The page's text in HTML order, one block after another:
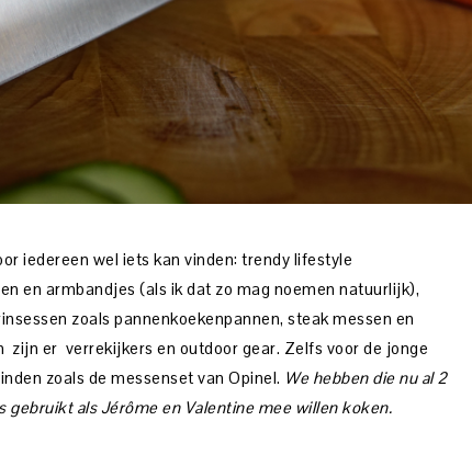
iedereen wel iets kan vinden: trendy lifestyle
en armbandjes (als ik dat zo mag noemen natuurlijk),
zoals pannenkoekenpannen, steak messen en
zijn er verrekijkers en outdoor gear. Zelfs voor de jonge
zoals de messenset van Opinel. We hebben die nu al 2
als Jérôme en Valentine mee willen koken.